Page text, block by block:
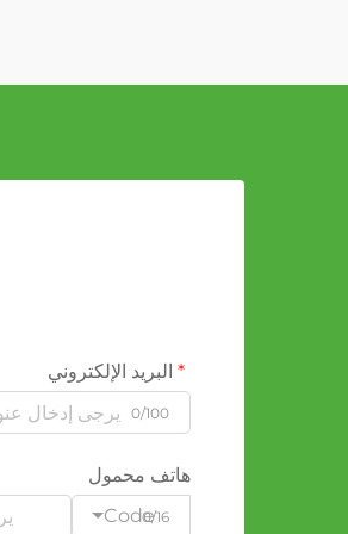
البريد الإلكتروني
0/100
هاتف محمول
Code0/16